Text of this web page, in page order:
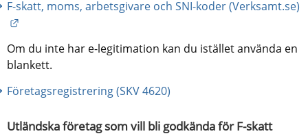
F-skatt, moms, arbetsgivare och SNI-koder (Verksamt.se)
Om du inte har e-legitimation kan du istället använda en
blankett.
Företagsregistrering (SKV 4620)
Utländska företag som vill bli godkända för F-skatt